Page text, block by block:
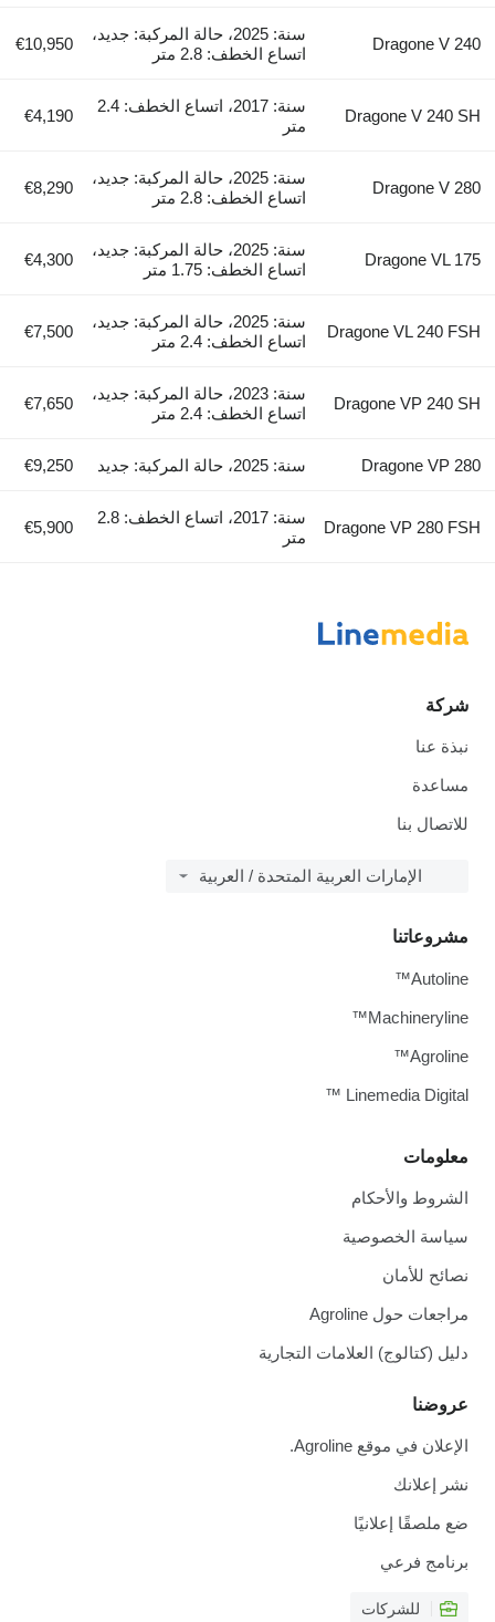
Dragone V 240
سنة: 2025، حالة المركبة: جديد،
اتساع الخطف: 2.8 متر
€10,950
Dragone V 240 SH
سنة: 2017، اتساع الخطف: 2.4
متر
€4,190
Dragone V 280
سنة: 2025، حالة المركبة: جديد،
اتساع الخطف: 2.8 متر
€8,290
Dragone VL 175
سنة: 2025، حالة المركبة: جديد،
اتساع الخطف: 1.75 متر
€4,300
Dragone VL 240 FSH
سنة: 2025، حالة المركبة: جديد،
اتساع الخطف: 2.4 متر
€7,500
Dragone VP 240 SH
سنة: 2023، حالة المركبة: جديد،
اتساع الخطف: 2.4 متر
€7,650
Dragone VP 280 سنة: 2025، حالة المركبة: جديد €9,250
Dragone VP 280 FSH
سنة: 2017، اتساع الخطف: 2.8
متر
€5,900
شركة
نبذة عنا
مساعدة
للاتصال بنا
الإمارات العربية المتحدة / العربية
معلومات
الشروط والأحكام
سياسة الخصوصية
نصائح للأمان
مراجعات حول Agroline
دليل (كتالوج) العلامات التجارية
عروضنا
الإعلان في موقع Agroline.
نشر إعلانك
ضع ملصقًا إعلانيًا
برنامج فرعي
للشركات
مشروعاتنا
Autoline™
Machineryline™
Agroline™
Linemedia Digital ™